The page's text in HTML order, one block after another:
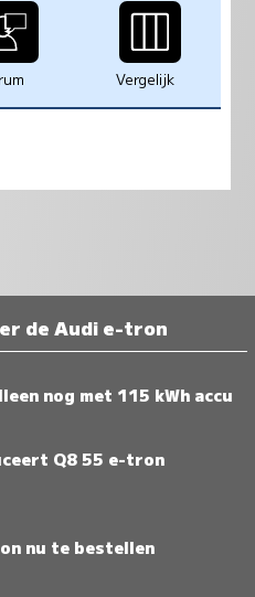
Vergelijk
de Audi e-tron
nog met 115 kWh accu
Q8 55 e-tron
nu te bestellen